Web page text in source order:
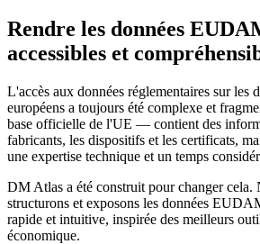
Rendre les données
accessibles et
L'accès aux données réglementaires sur les
européens a toujours été complexe et
base officielle de l'UE — contient des
fabricants, les dispositifs et les certificats,
une expertise technique et un temps
DM Atlas a été construit pour changer cela.
structurons et exposons les données
rapide et intuitive, inspirée des meilleurs
économique.